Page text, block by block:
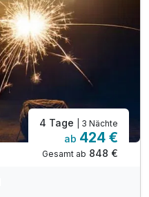
4 Tage | 3 Nächte
ab 424 €
Gesamt ab 848 €